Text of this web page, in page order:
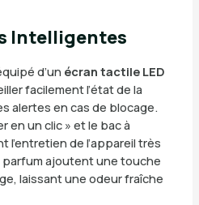
Intelligentes
d’un écran tactile LED
facilement l’état de la
alertes en cas de blocage.
en un clic » et le bac à
l’entretien de l’appareil très
parfum ajoutent une touche
laissant une odeur fraîche